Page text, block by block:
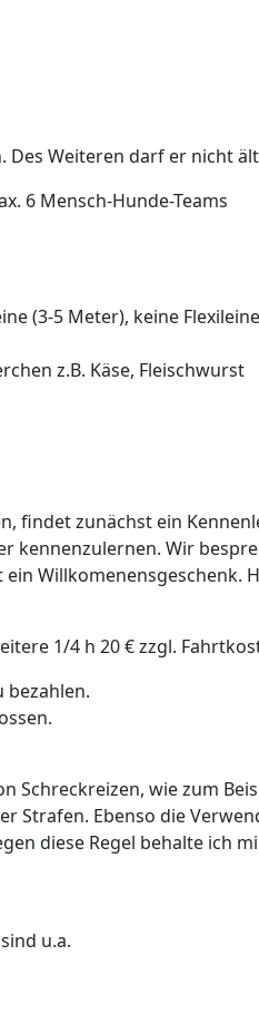
Weiteren darf er nicht
6 Mensch-Hunde-Teams
(3-5 Meter), keine
z.B. Käse, Fleischwurst
findet zunächst ein
kennenzulernen. Wir
Willkomenensgeschenk.
1/4 h 20 € zzgl.
bezahlen.
Schreckreizen, wie zum
Strafen. Ebenso die
diese Regel behalte ich
u.a.